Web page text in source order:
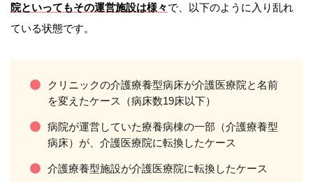
院といってもその運営施設は様々で、以下のように入り乱れ
ている状態です。
クリニックの介護療養型病床が介護医療院と名前
を変えたケース（病床数19床以下）
病院が運営していた療養病棟の一部（介護療養型
病床）が、介護医療院に転換したケース
介護療養型施設が介護医療院に転換したケース